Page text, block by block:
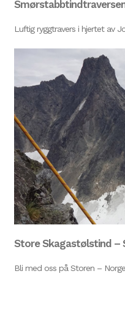
Luftig ryggtravers i hjertet av
Store Skagastølstind –
Bli med oss på Storen –